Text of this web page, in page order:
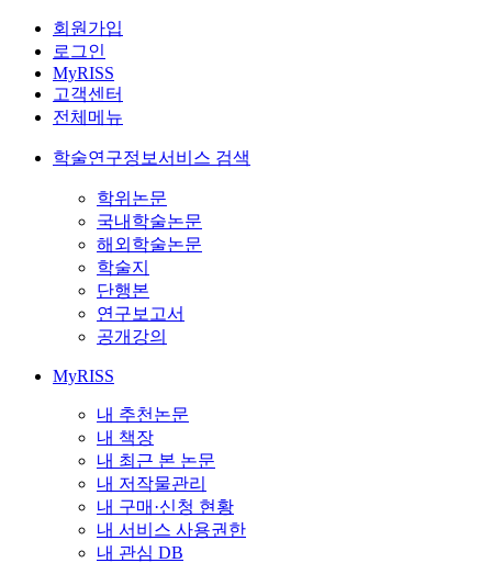
회원가입
로그인
MyRISS
고객센터
전체메뉴
학술연구정보서비스 검색
학위논문
국내학술논문
해외학술논문
학술지
단행본
연구보고서
공개강의
MyRISS
내 추천논문
내 책장
내 최근 본 논문
내 저작물관리
내 구매·신청 현황
내 서비스 사용권한
내 관심 DB